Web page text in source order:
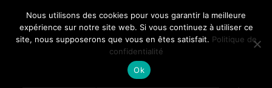
Nous utilisons des cookies pour vous garantir la meilleure
expérience sur notre site web. Si vous continuez à utiliser ce
site, nous supposerons que vous en êtes satisfait. Politique de
confidentialité
Ok